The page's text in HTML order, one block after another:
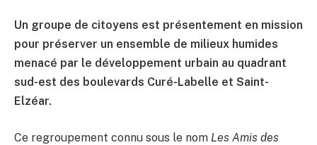
Un groupe de citoyens est présentement en mission
pour préserver un ensemble de milieux humides
menacé par le développement urbain au quadrant
sud-est des boulevards Curé-Labelle et Saint-
Elzéar.
Ce regroupement connu sous le nom Les Amis des